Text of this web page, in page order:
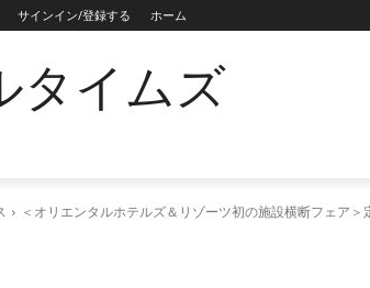
サインイン/登録する ホーム
タイムズ
＜オリエンタルホテルズ＆リゾーツ初の施設横断フェア